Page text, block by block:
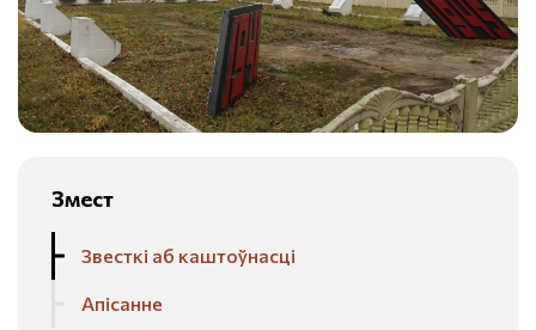
Змест
Звесткі аб каштоўнасці
Апісанне